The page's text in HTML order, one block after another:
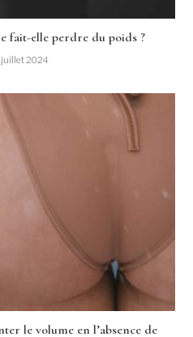
fait-elle perdre du poids ?
juillet 2024
le volume en l’absence de